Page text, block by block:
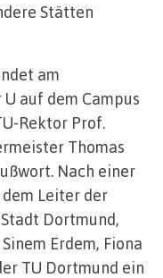
Stätten
am
auf dem Campus
Rektor Prof.
Thomas
Nach einer
Leiter der
Dortmund,
Erdem, Fiona
TU Dortmund ein